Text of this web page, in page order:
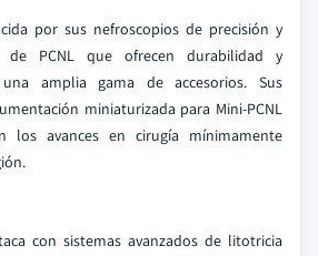
por sus nefroscopios de precisión y
de PCNL que ofrecen durabilidad y
amplia gama de accesorios. Sus
miniaturizada para Mini-PCNL
los avances en cirugía mínimamente
con sistemas avanzados de litotricia